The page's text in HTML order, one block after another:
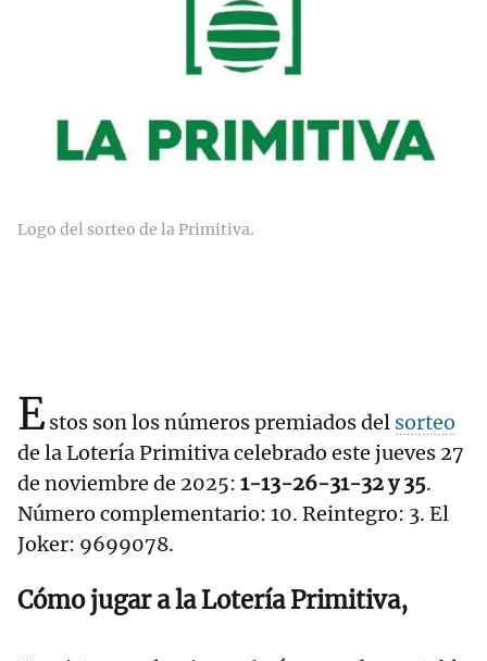
Logo del sorteo de la Primitiva.
Estos son los números premiados del sorteo
de la Lotería Primitiva celebrado este jueves 27
de noviembre de 2025: 1-13-26-31-32 y 35.
Número complementario: 10. Reintegro: 3. El
Joker: 9699078.
Cómo jugar a la Lotería Primitiva,